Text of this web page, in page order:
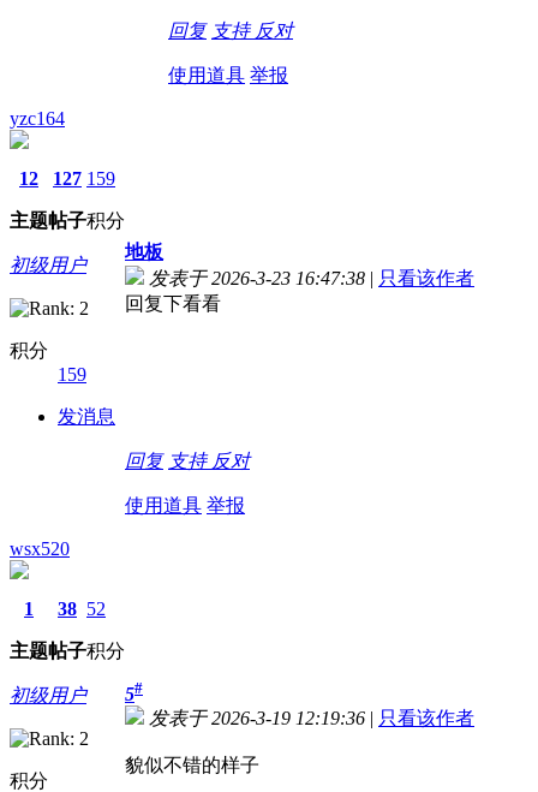
回复 支持 反对
使用道具 举报
yzc164
12
主题
127
帖子
159
积分
初级用户
积分
159
发消息
地板
发表于 2026-3-23 16:47:38 | 只看该作者
回复下看看
回复 支持 反对
使用道具 举报
wsx520
1
主题
38
帖子
52
积分
初级用户
积分
5#
发表于 2026-3-19 12:19:36 | 只看该作者
貌似不错的样子